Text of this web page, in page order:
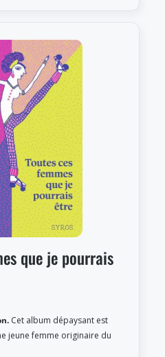
que je pourrais
Cet album dépaysant est
jeune femme originaire du